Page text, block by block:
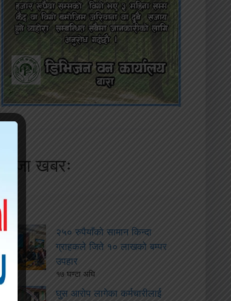
ताजा खबरः
२५० रुपैयाँको सामान किन्दा
ग्राहकले जिते १० लाखको बम्पर
उपहार
१७ घण्टा अघि
घुस आरोप लागेका कर्मचारीलाई